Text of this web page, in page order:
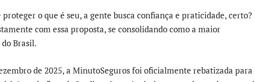
proteger o que é seu, a gente busca confiança e praticidade, certo?
com essa proposta, se consolidando como a maior
Brasil.
de 2025, a MinutoSeguros foi oficialmente rebatizada para